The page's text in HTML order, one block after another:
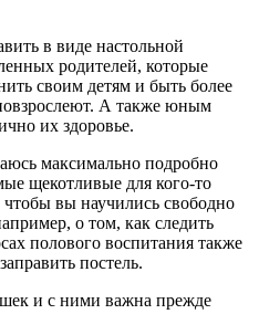
в виде настольной
родителей, которые
своим детям и быть более
А также юным
их здоровье.
максимально подробно
щекотливые для кого-то
вы научились свободно
о том, как следить
полового воспитания также
постель.
и с ними важна прежде